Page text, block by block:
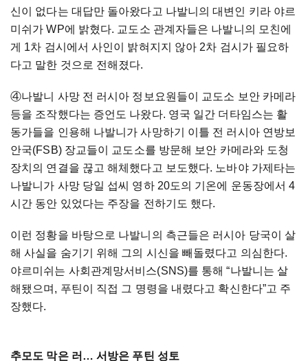
신이 없다는 대답만 돌아왔다고 나발니의 대변인 키라 야르
미쉬가 WP에 밝혔다. 교도소 관계자들은 나발니의 모친에
게 1차 검시에서 사인이 밝혀지지 않아 2차 검시가 필요하
다고 말한 것으로 전해졌다.
④나발니 사망 전 러시아 정보요원들이 교도소 보안 카메라
등을 조작했다는 증언도 나왔다. 영국 일간 더타임스는 활
동가들을 인용해 나발니가 사망하기 이틀 전 러시아 연방보
안국(FSB) 장교들이 교도소를 방문해 보안 카메라와 도청
장치의 연결을 끊고 해체했다고 보도했다. 노바야 가제타는
나발니가 사망 당일 섭씨 영하 20도의 기온에 운동장에서 4
시간 동안 있었다는 주장을 전하기도 했다.
이런 정황을 바탕으로 나발니의 측근들은 러시아 당국이 살
해 사실을 숨기기 위해 그의 시신을 빼돌렸다고 의심한다.
야르미쉬는 사회관계망서비스(SNS)를 통해 “나발니는 살
해됐으며, 푸틴이 직접 그 명령을 내렸다고 확신한다”고 주
장했다.
추모도 막은 러… 서방은 푸틴 성토